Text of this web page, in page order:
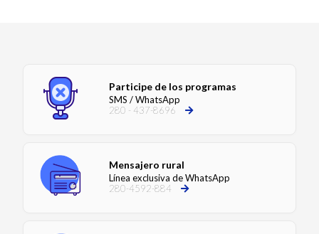
Participe de los programas
SMS / WhatsApp
280 - 437-8696
Mensajero rural
Línea exclusiva de WhatsApp
280-4592-884